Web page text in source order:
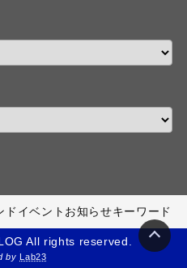
ド イベント お知らせキーワード
All rights reserved.
byLab23